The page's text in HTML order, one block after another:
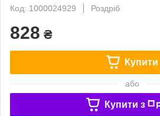
Код: 1000024929
Роздріб
828 ₴
Купити
або
Купити з